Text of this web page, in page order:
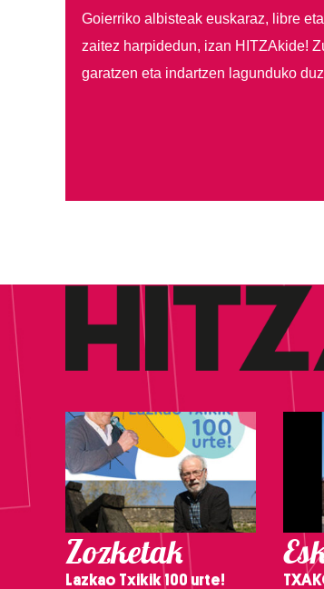
Goierriko albisteak euskaraz, libre
zaitez harpidedun, izan HITZAkide!
garatzen eta indartzen lagunduko
Zozketak
Lazkao Txikik 100 urte!